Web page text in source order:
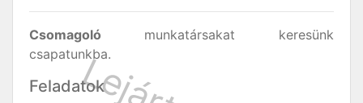
Csomagoló munkatársakat keresünk
csapatunkba.
Feladatok